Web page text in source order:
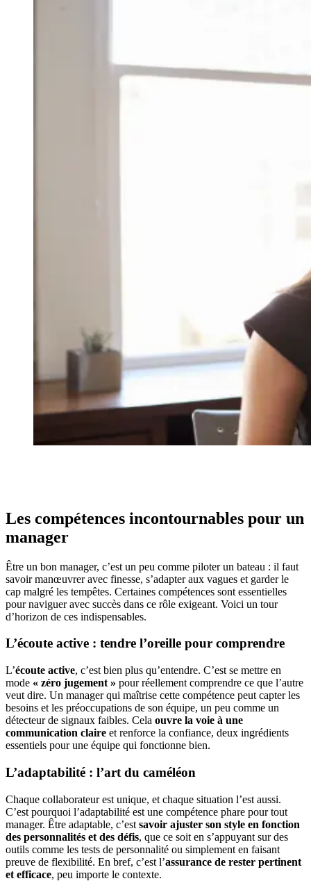
Les compétences incontournables pour un
manager
Être un bon manager, c’est un peu comme piloter un bateau : il faut
savoir manœuvrer avec finesse, s’adapter aux vagues et garder le
cap malgré les tempêtes. Certaines compétences sont essentielles
pour naviguer avec succès dans ce rôle exigeant. Voici un tour
d’horizon de ces indispensables.
L’écoute active : tendre l’oreille pour comprendre
L’écoute active, c’est bien plus qu’entendre. C’est se mettre en
mode « zéro jugement » pour réellement comprendre ce que l’autre
veut dire. Un manager qui maîtrise cette compétence peut capter les
besoins et les préoccupations de son équipe, un peu comme un
détecteur de signaux faibles. Cela ouvre la voie à une
communication claire et renforce la confiance, deux ingrédients
essentiels pour une équipe qui fonctionne bien.
L’adaptabilité : l’art du caméléon
Chaque collaborateur est unique, et chaque situation l’est aussi.
C’est pourquoi l’adaptabilité est une compétence phare pour tout
manager. Être adaptable, c’est savoir ajuster son style en fonction
des personnalités et des défis, que ce soit en s’appuyant sur des
outils comme les tests de personnalité ou simplement en faisant
preuve de flexibilité. En bref, c’est l’assurance de rester pertinent
et efficace, peu importe le contexte.